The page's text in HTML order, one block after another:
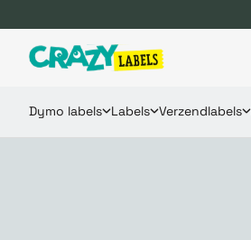
Dymo labels Labels Verzendlabels